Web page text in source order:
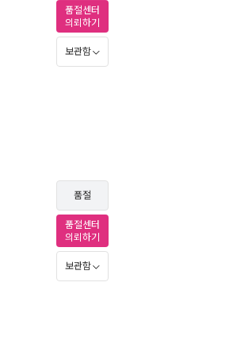
품절센터
의뢰하기
보관함
품절
품절센터
의뢰하기
보관함